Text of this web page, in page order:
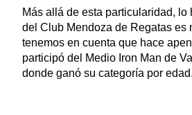
Más allá de esta particularidad, lo
del Club Mendoza de Regatas es
tenemos en cuenta que hace
participó del Medio Iron Man de
donde ganó su categoría por edad.